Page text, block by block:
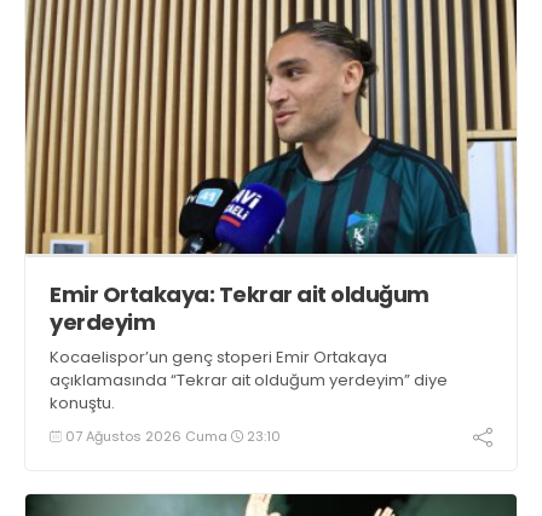
Emir Ortakaya: Tekrar ait olduğum
yerdeyim
Kocaelispor’un genç stoperi Emir Ortakaya
açıklamasında “Tekrar ait olduğum yerdeyim” diye
konuştu.
07 Ağustos 2026 Cuma 23:10